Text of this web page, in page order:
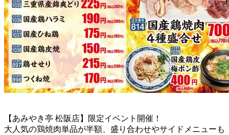
【あみやき亭 松阪店】限定イベント開催！
大人気の鶏焼肉単品が半額、盛り合わせやサイドメニューも